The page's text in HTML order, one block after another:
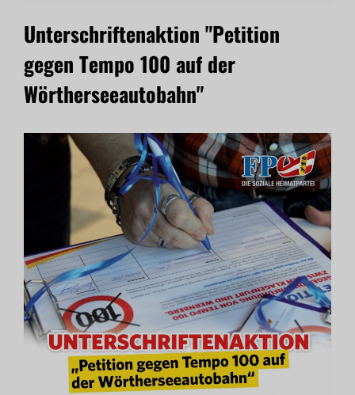
Unterschriftenaktion "Petition
gegen Tempo 100 auf der
Wörtherseeautobahn"